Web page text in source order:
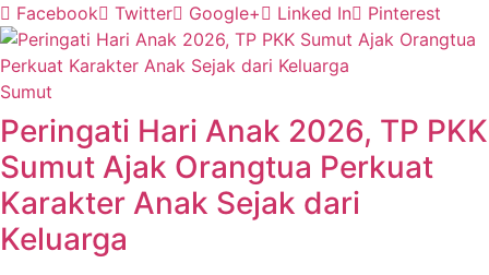
Facebook Twitter Google+ Linked In Pinterest
Sumut
Peringati Hari Anak 2026, TP PKK
Sumut Ajak Orangtua Perkuat
Karakter Anak Sejak dari
Keluarga